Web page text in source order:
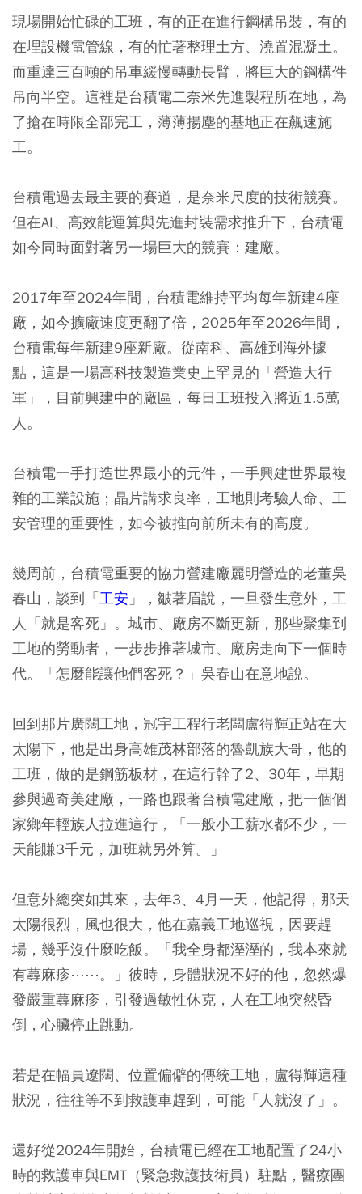
現場開始忙碌的工班，有的正在進行鋼構吊裝，有的
在埋設機電管線，有的忙著整理土方、澆置混凝土。
而重達三百噸的吊車緩慢轉動長臂，將巨大的鋼構件
吊向半空。這裡是台積電二奈米先進製程所在地，為
了搶在時限全部完工，薄薄揚塵的基地正在飆速施
工。
台積電過去最主要的賽道，是奈米尺度的技術競賽。
但在AI、高效能運算與先進封裝需求推升下，台積電
如今同時面對著另一場巨大的競賽：建廠。
2017年至2024年間，台積電維持平均每年新建4座
廠，如今擴廠速度更翻了倍，2025年至2026年間，
台積電每年新建9座新廠。從南科、高雄到海外據
點，這是一場高科技製造業史上罕見的「營造大行
軍」，目前興建中的廠區，每日工班投入將近1.5萬
人。
台積電一手打造世界最小的元件，一手興建世界最複
雜的工業設施；晶片講求良率，工地則考驗人命、工
安管理的重要性，如今被推向前所未有的高度。
幾周前，台積電重要的協力營建廠麗明營造的老董吳
春山，談到「工安 」，皺著眉說，一旦發生意外，工
人「就是客死」。城市、廠房不斷更新，那些聚集到
工地的勞動者，一步步推著城市、廠房走向下一個時
代。「怎麼能讓他們客死？」吳春山在意地說。
回到那片廣闊工地，冠宇工程行老闆盧得輝正站在大
太陽下，他是出身高雄茂林部落的魯凱族大哥，他的
工班，做的是鋼筋板材，在這行幹了2、30年，早期
參與過奇美建廠，一路也跟著台積電建廠，把一個個
家鄉年輕族人拉進這行，「一般小工薪水都不少，一
天能賺3千元，加班就另外算。」
但意外總突如其來，去年3、4月一天，他記得，那天
太陽很烈，風也很大，他在嘉義工地巡視，因要趕
場，幾乎沒什麼吃飯。「我全身都溼溼的，我本來就
有蕁麻疹⋯⋯。」彼時，身體狀況不好的他，忽然爆
發嚴重蕁麻疹，引發過敏性休克，人在工地突然昏
倒，心臟停止跳動。
若是在幅員遼闊、位置偏僻的傳統工地，盧得輝這種
狀況，往往等不到救護車趕到，可能「人就沒了」。
還好從2024年開始，台積電已經在工地配置了24小
時的救護車與EMT（緊急救護技術員）駐點，醫療團